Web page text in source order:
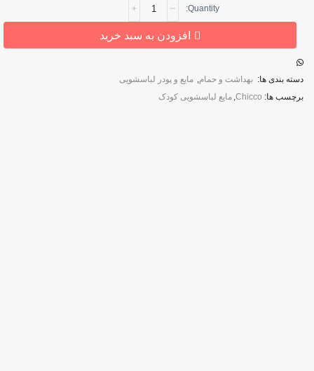
لباسشویی
چیکو
Chicco
افزودن به سبد خرید
دسته بندی ها: بهداشت و حمام
مایع و پودر لباسشویی
برچسب ها: Chicco مایع لباسشویی کودک